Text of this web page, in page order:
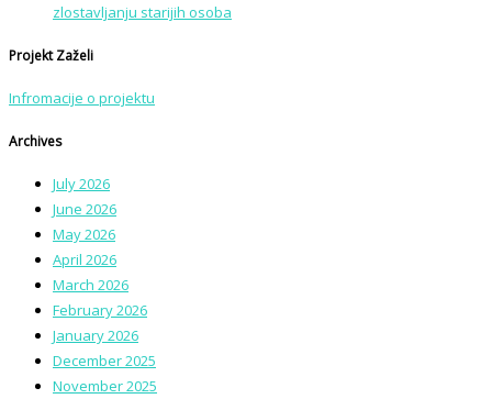
zlostavljanju starijih osoba
Projekt Zaželi
Infromacije o projektu
Archives
July 2026
June 2026
May 2026
April 2026
March 2026
February 2026
January 2026
December 2025
November 2025